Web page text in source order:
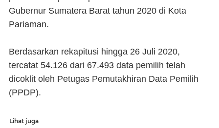
Gubernur Sumatera Barat tahun 2020 di Kota
Pariaman.
Berdasarkan rekapitusi hingga 26 Juli 2020,
tercatat 54.126 dari 67.493 data pemilih telah
dicoklit oleh Petugas Pemutakhiran Data Pemilih
(PPDP).
Lihat juga